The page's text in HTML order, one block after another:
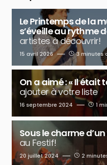
Le Printemps de la
s’éveille au rythme
artistes à découvrir!
15 avril 2026 3 minutes
On a aimé : « Il était
ajouter à votre liste
16 septembre 2024 1
Sous le charme
au Festif!
20 juillet 2024 2